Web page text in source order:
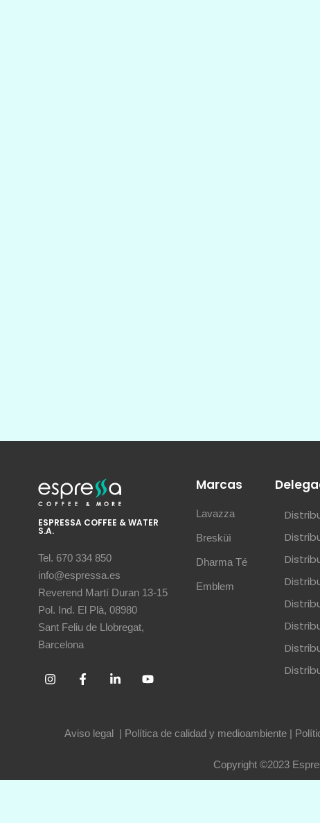
ESPRESSA COFFEE & WATER
S.A.
Tel. 670 334 850
info@espressa.es
Reverend Martí Duran 13-15
Pol. Ind. El Plà, 08980
Sant Feliu de Llobregat,
Barcelona
Marcas
Lavazza
Bresküì
Dharma Té
Emblem
Aviso legal | Política de calidad y medioambiente|
Copyright ©2023